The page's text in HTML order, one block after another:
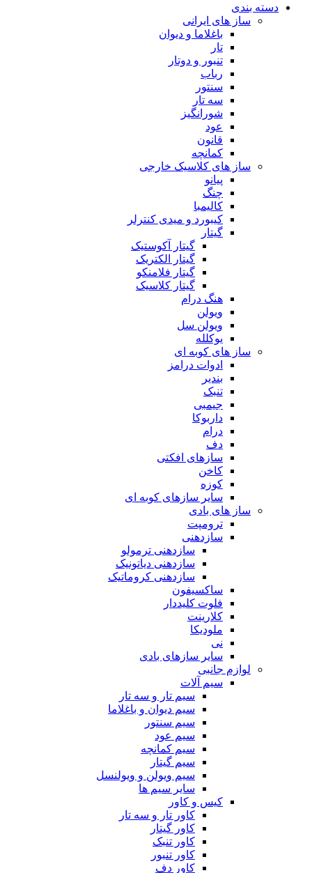
دسته بندی
ساز های ایرانی
باغلاما و دیوان
تار
تنبور و دوتار
رباب
سنتور
سه تار
شورانگیز
عود
قانون
کمانچه
ساز های کلاسیک خارجی
پیانو
چنگ
کالیمبا
کیبورد و میدی کنترلر
گیتار
گیتار آکوستیک
گیتار الکتریک
گیتار فلامنکو
گیتار کلاسیک
هنگ درام
ویولن
ویولن سل
یوکلله
ساز های کوبه ای
ادوات درامز
بندیر
تنبک
جیمبی
داربوکا
درام
دف
سازهای افکتی
کاخن
کوزه
سایر سازهای کوبه ای
ساز های بادی
ترومپت
سازدهنی
سازدهنی ترمولو
سازدهنی دیاتونیک
سازدهنی کروماتیک
ساکسیفون
فلوت کلیددار
کلارینت
ملودیکا
نی
سایر سازهای بادی
لوازم جانبی
سیم آلات
سیم تار و سه تار
سیم دیوان و باغلاما
سیم سنتور
سیم عود
سیم کمانچه
سیم گیتار
سیم ویولن و ویولنسل
سایر سیم ها
کیس و کاور
کاور تار و سه تار
کاور گیتار
کاور تنبک
کاور تنبور
کاور دف